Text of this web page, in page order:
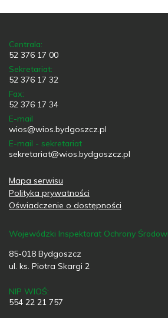
Centrala:
52 376 17 00
Sekretariat:
52 376 17 32
Fax:
52 376 17 34
E-mail
wios@wios.bydgoszcz.pl
E-mail - sekretariat
sekretariat@wios.bydgoszcz.pl
Mapa serwisu
Polityka prywatności
Oświadczenie o dostępności
Wojewódzki Inspektorat Ochrony
85-018 Bydgoszcz
ul. ks. Piotra Skargi 2
NIP WIOŚ:
554 22 21 757